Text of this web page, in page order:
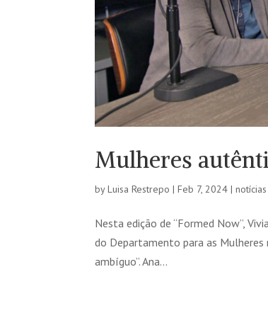
Mulheres
byLuisa Restrepo |Feb 7, 2024 |
Nesta edição de “Formed Now”,
do Departamento para as
ambíguo”. Ana...